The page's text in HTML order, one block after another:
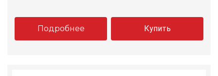
Подробнее Купить